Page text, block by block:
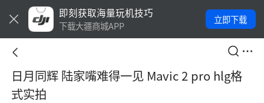
即刻获取海量玩机技巧
下载大疆商城APP
立即下载
日月同辉 陆家嘴难得一见 Mavic 2 pro hlg格
式实拍